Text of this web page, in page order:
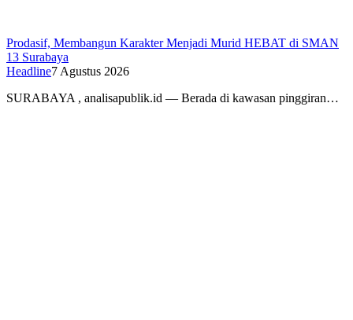
Prodasif, Membangun Karakter Menjadi Murid HEBAT di SMAN
13 Surabaya
Headline7 Agustus 2026
SURABAYA , analisapublik.id — Berada di kawasan pinggiran…